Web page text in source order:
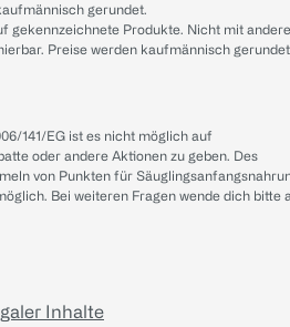
gerundet.
gekennzeichnete Produkte. Nicht mit
Preise werden kaufmännisch
141/EG ist es nicht möglich auf
oder andere Aktionen zu geben. Des
von Punkten für
Bei weiteren Fragen wende dich bitte
Inhalte